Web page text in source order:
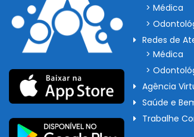
> Médica
>
Redes de
> Médica
>
Agência
Saúde e
Trabalhe